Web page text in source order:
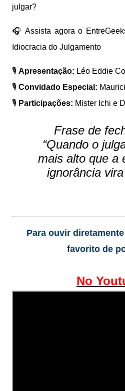
julgar?
🎧 Assista agora o
Idiocracia do Julgamento
🎙️ Apresentação: Léo Eddie
🎙️ Convidado Especial:
🎙️ Participações: Mister Ichi e
Frase de
“Quando o
mais alto que
ignorância
Para ouvir
favorito de
No